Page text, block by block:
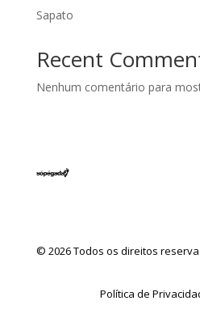
Sapato
Recent
Nenhum comentário para
© 2026 Todos os direitos
Política de